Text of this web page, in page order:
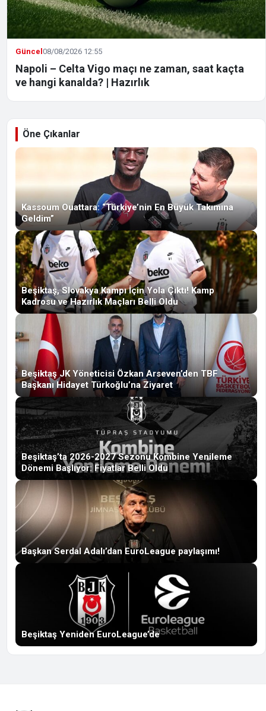
Güncel08/08/2026 12:55
Napoli – Celta Vigo maçı ne zaman, saat kaçta
ve hangi kanalda? | Hazırlık
Öne Çıkanlar
Kassoum Ouattara: “Türkiye’nin En Büyük Takımına
Geldim”
Beşiktaş, Slovakya Kampı İçin Yola Çıktı! Kamp
Kadrosu ve Hazırlık Maçları Belli Oldu
Beşiktaş JK Yöneticisi Özkan Arseven’den TBF
Başkanı Hidayet Türkoğlu’na Ziyaret
Beşiktaş’ta 2026-2027 Sezonu Kombine Yenileme
Dönemi Başlıyor: Fiyatlar Belli Oldu
Başkan Serdal Adalı’dan EuroLeague paylaşımı!
Beşiktaş Yeniden EuroLeague’de